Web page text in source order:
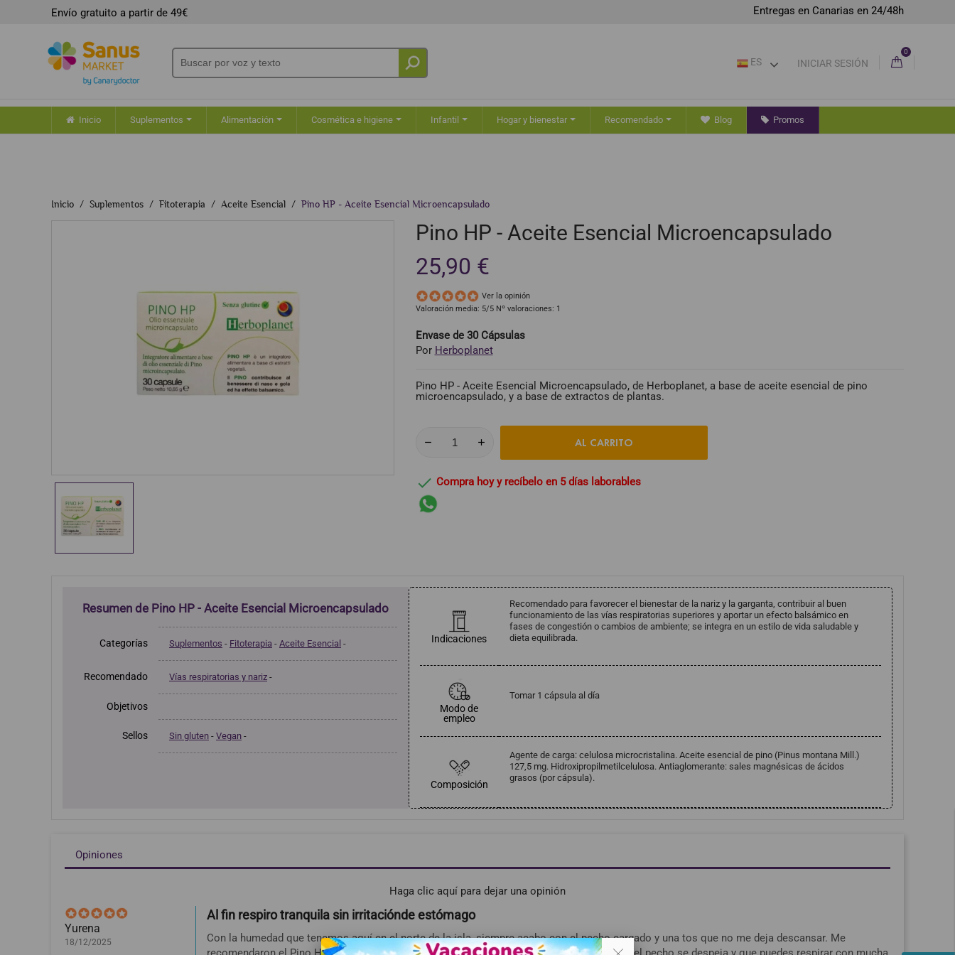
Envío gratuito a partir de 49€ Entregas en Canarias en 24/48h
ES INICIAR SESIÓN
0
Inicio Suplementos Alimentación Cosmética e higiene Infantil Hogar y bienestar Recomendado Blog Promos
Inicio Suplementos Fitoterapia Aceite Esencial Pino HP - Aceite Esencial Microencapsulado
Pino HP - Aceite Esencial Microencapsulado
25,90 €
Ver la opinión
Valoración media: 5/5 Nº valoraciones: 1
Envase de 30 Cápsulas
Por Herboplanet
Pino HP - Aceite Esencial Microencapsulado, de Herboplanet, a base de aceite esencial de pino
microencapsulado, y a base de extractos de plantas.
AL CARRITO
 Compra hoy y recíbelo en 5 días laborables
Resumen de Pino HP - Aceite Esencial Microencapsulado
Categorías Suplementos - Fitoterapia - Aceite Esencial -
Recomendado Vías respiratorias y nariz -
Objetivos
Sellos Sin gluten - Vegan -
Indicaciones
Recomendado para favorecer el bienestar de la nariz y la garganta, contribuir al buen
funcionamiento de las vías respiratorias superiores y aportar un efecto balsámico en
fases de congestión o cambios de ambiente; se integra en un estilo de vida saludable y
dieta equilibrada.
Modo de
empleo
Tomar 1 cápsula al día
Composición
Agente de carga: celulosa microcristalina. Aceite esencial de pino (Pinus montana Mill.)
127,5 mg. Hidroxipropilmetilcelulosa. Antiaglomerante: sales magnésicas de ácidos
grasos (por cápsula).
Opiniones
Haga clic aquí para dejar una opinión
Yurena
18/12/2025
Al fin respiro tranquila sin irritaciónde estómago
Con la humedad que tenemos aquí en el norte de la isla, siempre acabo con el pecho cargado y una tos que no me deja descansar. Me
. .